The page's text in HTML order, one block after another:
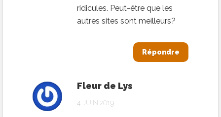
ridicules. Peut-être que les
autres sites sont meilleurs?
Répondre
Fleur de Lys
4 JUIN 2019